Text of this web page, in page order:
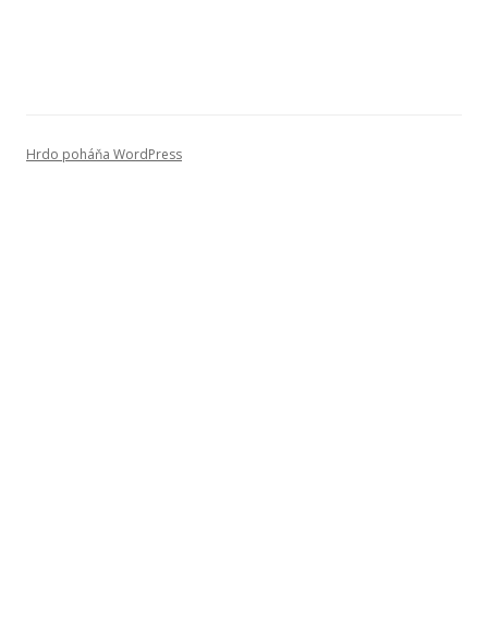
Hrdo poháňa WordPress